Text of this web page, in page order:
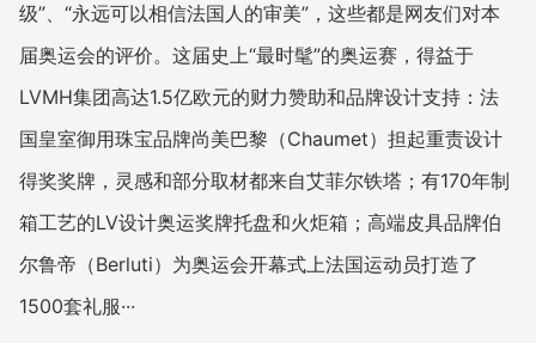
培训课程
增长俱乐部
增长俱乐部 有赞商盟
合作共进
级”、“永远可以相信法国人的审美”，这些都是网友们对本
届奥运会的评价。这届史上“最时髦”的奥运赛，得益于
LVMH集团高达1.5亿欧元的财力赞助和品牌设计支持：法
国皇室御用珠宝品牌尚美巴黎（Chaumet）担起重责设计
得奖奖牌，灵感和部分取材都来自艾菲尔铁塔；有170年制
箱工艺的LV设计奥运奖牌托盘和火炬箱；高端皮具品牌伯
尔鲁帝（Berluti）为奥运会开幕式上法国运动员打造了
1500套礼服···